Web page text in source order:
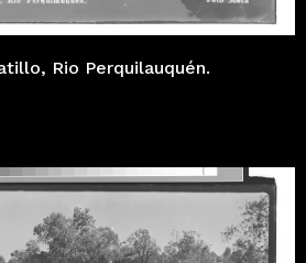
Rio Perquilauquén.